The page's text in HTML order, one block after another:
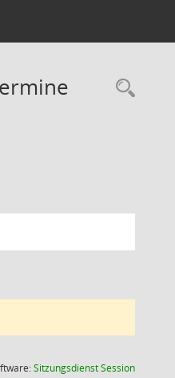
SitzungsdienstSession(Wird in